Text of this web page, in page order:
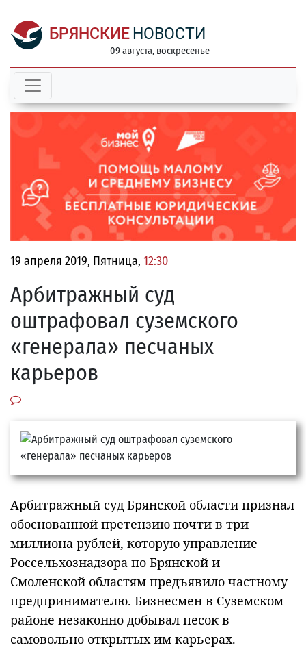
БРЯНСКИЕ НОВОСТИ
09 августа, воскресенье
19 апреля 2019, Пятница, 12:30
Арбитражный суд
оштрафовал суземского
«генерала» песчаных
карьеров
Арбитражный суд Брянской области признал
обоснованной претензию почти в три
миллиона рублей, которую управление
Россельхознадзора по Брянской и
Смоленской областям предъявило частному
предпринимателю. Бизнесмен в Суземском
районе незаконно добывал песок в
самовольно открытых им карьерах.